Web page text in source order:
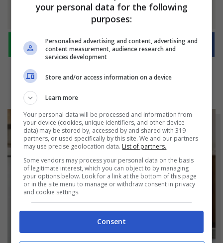
Condividilo
your personal data for the following
purposes:
Personalised advertising and content, advertising and
content measurement, audience research and
services development
Store and/or access information on a device
Learn more
Your personal data will be processed and information from
your device (cookies, unique identifiers, and other device
data) may be stored by, accessed by and shared with 319
partners, or used specifically by this site. We and our partners
may use precise geolocation data. List of partners.
Some vendors may process your personal data on the basis
of legitimate interest, which you can object to by managing
your options below. Look for a link at the bottom of this page
or in the site menu to manage or withdraw consent in privacy
and cookie settings.
Consent